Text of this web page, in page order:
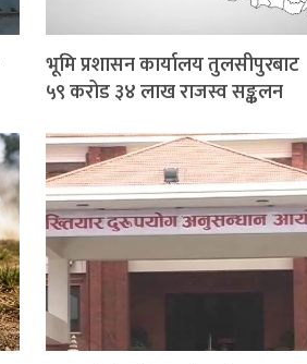
भूमि प्रशासन कार्यालय तुलसीपुरबाट
५९ करोड ३४ लाख राजस्व सङ्कलन